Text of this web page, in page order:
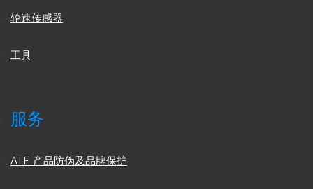
轮速传感器
工具
服务
ATE 产品防伪及品牌保护